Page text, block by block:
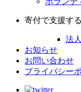
寄付で支援する
法
お知らせ
お問い合わせ
プライバシー